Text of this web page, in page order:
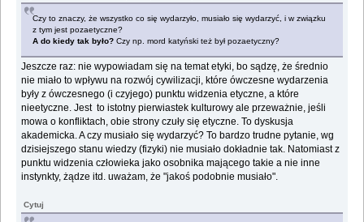
Czy to znaczy, że wszystko co się wydarzyło, musiało się wydarzyć, i w związku
z tym jest pozaetyczne?
A do kiedy tak było? Czy np. mord katyński też był pozaetyczny?
Jeszcze raz: nie wypowiadam się na temat etyki, bo sądzę, że średnio
nie miało to wpływu na rozwój cywilizacji, które ówczesne wydarzenia
były z ówczesnego (i czyjego) punktu widzenia etyczne, a które
nieetyczne. Jest to istotny pierwiastek kulturowy ale przeważnie, jeśli
mowa o konfliktach, obie strony czuły się etyczne. To dyskusja
akademicka. A czy musiało się wydarzyć? To bardzo trudne pytanie, wg
dzisiejszego stanu wiedzy (fizyki) nie musiało dokładnie tak. Natomiast z
punktu widzenia człowieka jako osobnika mającego takie a nie inne
instynkty, żądze itd. uważam, że "jakoś podobnie musiało".
Cytuj